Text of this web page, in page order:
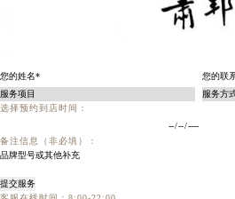
选择预约到店时间：
备注信息（非必填）：
提交服务